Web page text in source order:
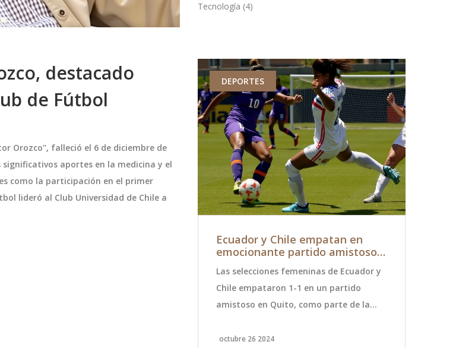
destacado
de Fútbol
Orozco", falleció el 6 de diciembre de
significativos aportes en la medicina y el
como la participación en el primer
lideró al Club Universidad de Chile a
Tecnología (4)
DEPORTES DEPORTES
Ecuador y Chile empatan en
emocionante partido amistoso
Las selecciones femeninas de Ecuador y
Chile empataron 1-1 en un partido
amistoso en Quito, como parte de la
encuentro sirve para que ambos equipos
octubre 26 2024